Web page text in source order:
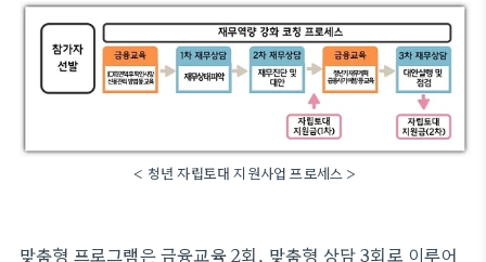
< 청년 자립토대 지원사업 프로세스 >
맞춤형 프로그램은 금융교육 2회, 맞춤형 상담 3회로 이루어